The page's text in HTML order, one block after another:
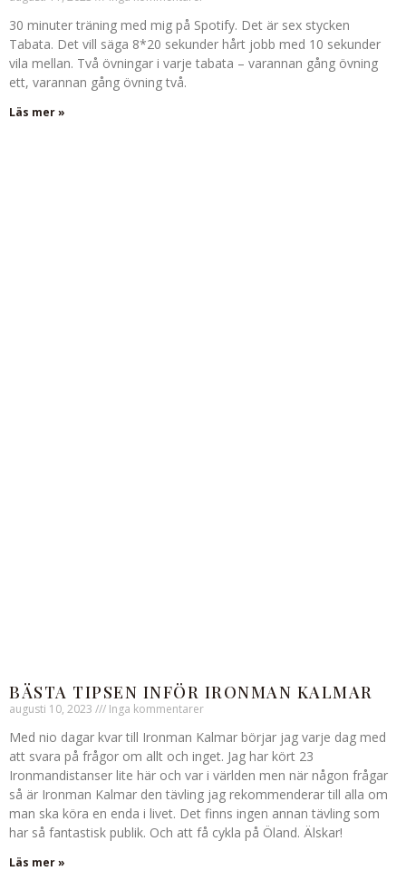
30 minuter träning med mig på Spotify. Det är sex stycken
Tabata. Det vill säga 8*20 sekunder hårt jobb med 10 sekunder
vila mellan. Två övningar i varje tabata – varannan gång övning
ett, varannan gång övning två.
Läs mer »
BÄSTA TIPSEN INFÖR IRONMAN KALMAR
augusti 10, 2023 Inga kommentarer
Med nio dagar kvar till Ironman Kalmar börjar jag varje dag med
att svara på frågor om allt och inget. Jag har kört 23
Ironmandistanser lite här och var i världen men när någon frågar
så är Ironman Kalmar den tävling jag rekommenderar till alla om
man ska köra en enda i livet. Det finns ingen annan tävling som
har så fantastisk publik. Och att få cykla på Öland. Älskar!
Läs mer »